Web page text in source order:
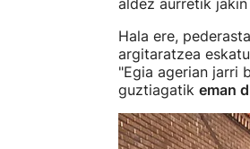
aldez aurretik
Hala ere,
argitaratzea
"Egia agerian jarri
guztiagatik eman